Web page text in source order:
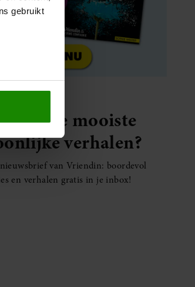
gebruikt
om ons
ze heeft
als u
de mooiste
verhalen?
van Vriendin: boordevol
en verhalen gratis in je inbox!